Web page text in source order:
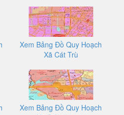
Xem Bảng Đồ Quy Hoạch
Xã Cát Trù
Xem Bảng Đồ Quy Hoạch